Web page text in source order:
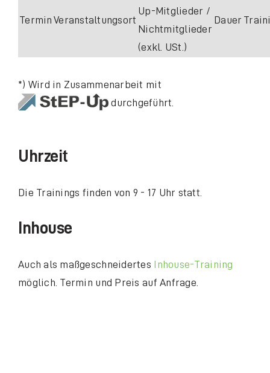
Termin Veranstaltungsort
Up-Mitglieder /
Nichtmitglieder
(exkl. USt.)
Dauer
*) Wird in Zusammenarbeit mit
durchgeführt.
Uhrzeit
Die Trainings finden von 9 - 17 Uhr statt.
Inhouse
Auch als maßgeschneidertes Inhouse-Training
möglich. Termin und Preis auf Anfrage.